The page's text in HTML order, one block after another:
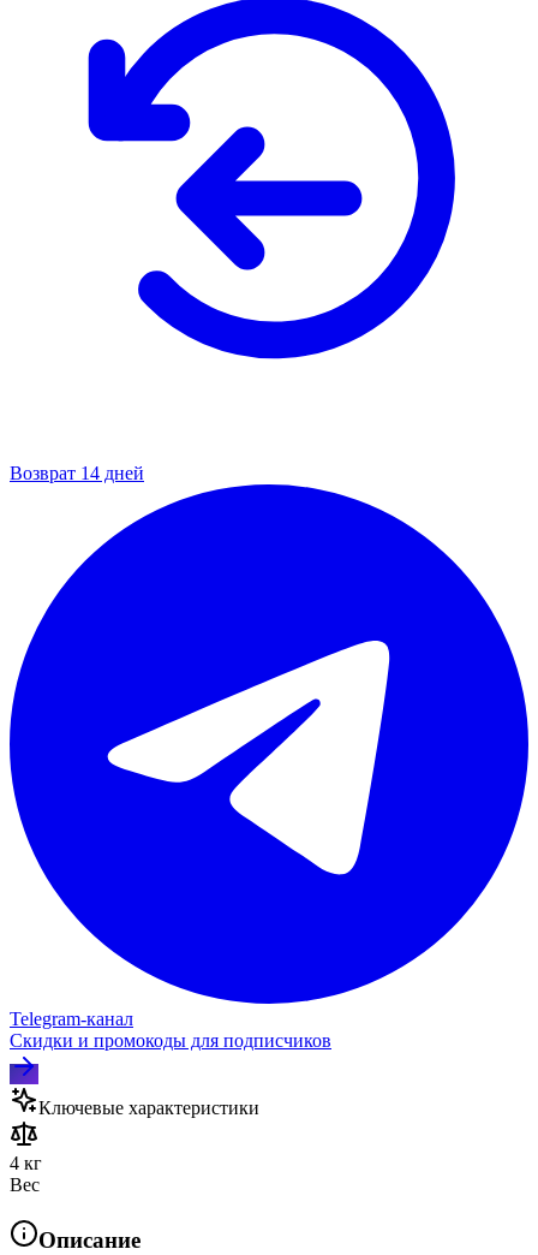
Возврат 14 дней
Telegram‑канал
Скидки и промокоды для подписчиков
Ключевые характеристики
4 кг
Вес
Описание